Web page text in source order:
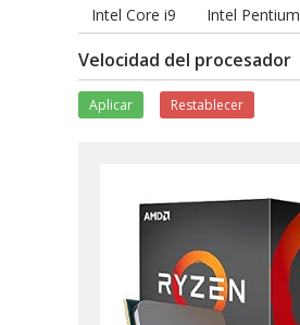
Intel Core i9
Intel Pentium
Velocidad del procesador
Aplicar Restablecer